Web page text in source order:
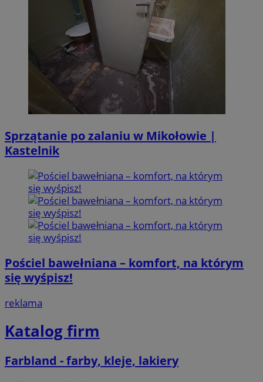
Sprzątanie po zalaniu w Mikołowie |
Kastelnik
Pościel bawełniana – komfort, na którym
się wyśpisz!
reklama
Katalog firm
Farbland - farby, kleje, lakiery